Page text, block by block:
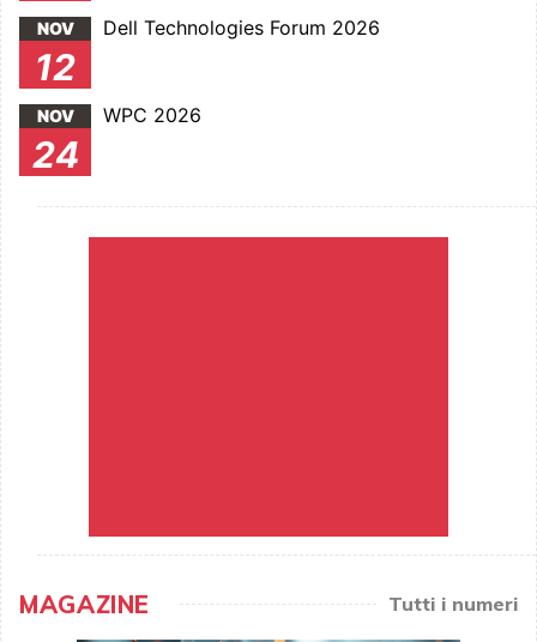
NOV
12
Dell Technologies Forum 2026
NOV
24
WPC 2026
MAGAZINE Tutti i numeri